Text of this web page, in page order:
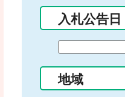
入札公告日
の
始
地域